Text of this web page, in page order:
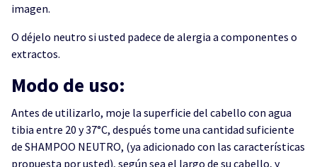
imagen.
O déjelo neutro si usted padece de alergia a componentes o
extractos.
Modo de uso:
Antes de utilizarlo, moje la superficie del cabello con agua
tibia entre 20 y 37°C, después tome una cantidad suficiente
de SHAMPOO NEUTRO, (ya adicionado con las características
propuesta por usted), según sea el largo de su cabello, y